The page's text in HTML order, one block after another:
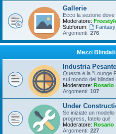
Gallerie
Ecco la sezione
Moderatore:
Subforum:
Argomenti: 276
Mezzi
Industria Pesante
Questa è la "Lounge
sul mondo dei blindati
Moderatore: Rosario
Argomenti: 107
Under
Se iniziate un
progress, fatelo qui!
Moderatore: Rosario
Argomenti: 227